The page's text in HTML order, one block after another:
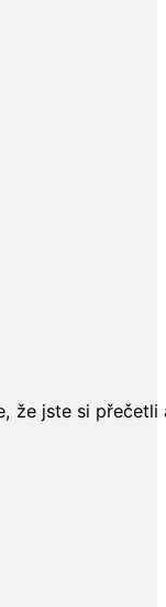
že jste si přečetli